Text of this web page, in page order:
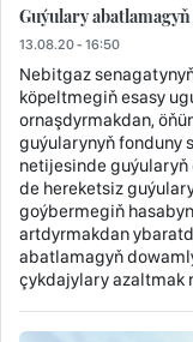
Guýulary
13.08.20 - 16:50
Nebitgaz
köpeltmegiň esasy
ornaşdyrmakdan,
guýularynyň fonduny
netijesinde
de hereketsiz
goýbermegiň
artdyrmakdan
abatlamagyň
çykdajylary azaltmak